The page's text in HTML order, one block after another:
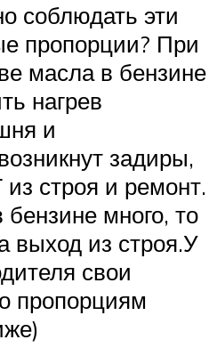
соблюдать эти
пропорции? При
масла в бензине
нагрев
и
задиры,
строя и ремонт.
много, то
выход из строя.У
свои
пропорциям